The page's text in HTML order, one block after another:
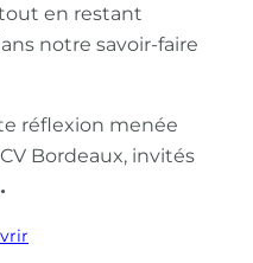
en restant
notre savoir-faire
réflexion menée
Bordeaux, invités